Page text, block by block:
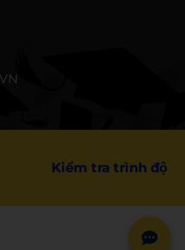
Kiểm tra trình độ